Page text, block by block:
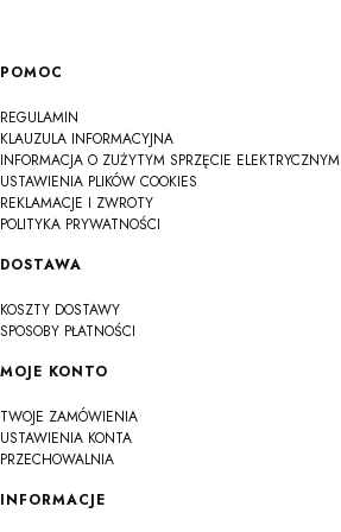
Linki w stopce
POMOC
REGULAMIN
KLAUZULA INFORMACYJNA
INFORMACJA O ZUŻYTYM SPRZĘCIE ELEKTRYCZNYM
USTAWIENIA PLIKÓW COOKIES
REKLAMACJE I ZWROTY
POLITYKA PRYWATNOŚCI
DOSTAWA
KOSZTY DOSTAWY
SPOSOBY PŁATNOŚCI
MOJE KONTO
TWOJE ZAMÓWIENIA
USTAWIENIA KONTA
PRZECHOWALNIA
INFORMACJE